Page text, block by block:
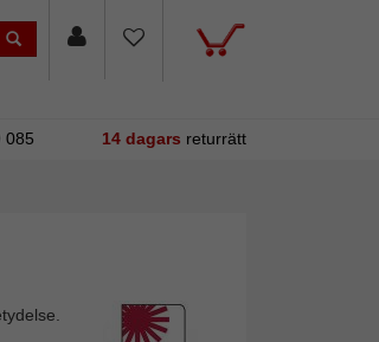
085 14 dagars returrätt